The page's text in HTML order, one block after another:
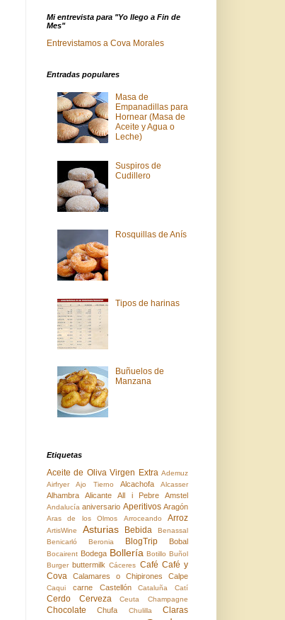
Mi entrevista para "Yo llego a Fin de
Mes"
Entrevistamos a Cova Morales
Entradas populares
Masa de
Empanadillas para
Hornear (Masa de
Aceite y Agua o
Leche)
Suspiros de
Cudillero
Rosquillas de Anís
Tipos de harinas
Buñuelos de
Manzana
Etiquetas
Aceite de Oliva Virgen Extra Ademuz
Airfryer
Ajo Tierno Alcachofa Alcasser
Alhambra Alicante All i Pebre Amstel
Andalucía aniversario Aperitivos Aragón
Aras de los Olmos Arroceando Arroz
ArtisWine Asturias Bebida
Benassal
Benicarló
Beronia BlogTrip Bobal
Bocairent Bodega Bollería Botillo Buñol
Burger buttermilk Cáceres Café Café y
Cova
Calamares o Chipirones Calpe
Caqui carne Castellón Cataluña Catí
Cerdo Cerveza Ceuta Champagne
Chocolate Chufa Chulilla Claras